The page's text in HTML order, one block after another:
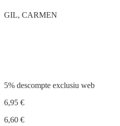
GIL, CARMEN
5% descompte exclusiu web
6,95 €
6,60 €